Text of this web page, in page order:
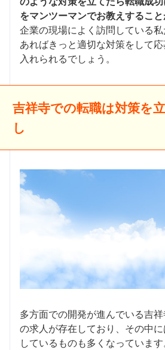
をマンツーマンでお教えするこ
企業の現場によく訪問している
あればきっと適切な対策をして
入れられるでしょう。
吉祥寺での転職は対策を
し
多方面での開発が進んでいる吉祥
の求人が存在しており、その中
しているものも多くなっています